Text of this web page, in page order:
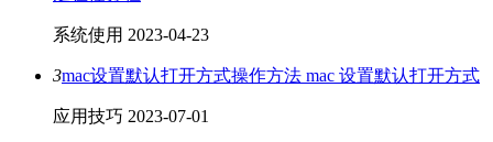
系统使用 2023-04-23
3mac设置默认打开方式操作方法 mac 设置默认打开方式
应用技巧 2023-07-01